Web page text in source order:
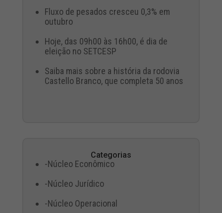
Fluxo de pesados cresceu 0,3% em
outubro
Hoje, das 09h00 às 16h00, é dia de
eleição no SETCESP
Saiba mais sobre a história da rodovia
Castello Branco, que completa 50 anos
Categorias
-Núcleo Econômico
-Núcleo Jurídico
-Núcleo Operacional